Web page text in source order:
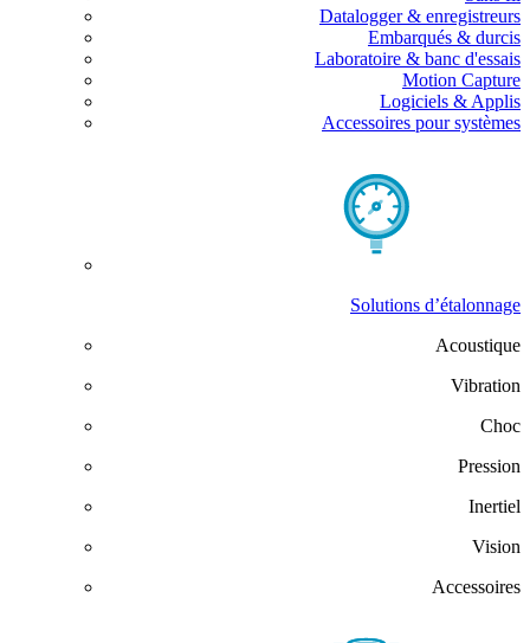
Datalogger & enregistreurs
Embarqués & durcis
Laboratoire & banc d'essais
Motion Capture
Logiciels & Applis
Accessoires pour systèmes
Solutions d’étalonnage
Acoustique
Vibration
Choc
Pression
Inertiel
Vision
Accessoires